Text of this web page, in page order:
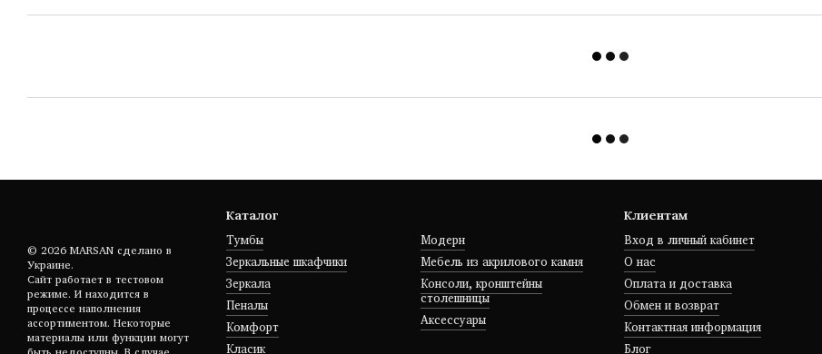
© 2026 MARSAN сделано в
Украине.
Сайт работает в тестовом
режиме. И находится в
процессе наполнения
ассортиментом. Некоторые
материалы или функции могут
Каталог
Тумбы
Зеркальные шкафчики
Зеркала
Пеналы
Комфорт
Класик
Модерн
Мебель из акрилового камня
Консоли, кронштейны
столешницы
Аксессуары
Клиентам
Вход в личный кабинет
О нас
Оплата и доставка
Обмен и возврат
Контактная информация
Блог